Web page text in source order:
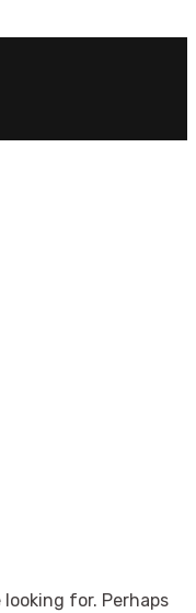
looking for. Perhaps